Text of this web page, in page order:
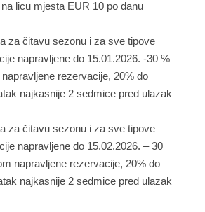
licu mjesta EUR 10 po danu
za čitavu sezonu i za sve tipove
napravljene do 15.01.2026. -30 %
rezervacije, 20% do
najkasnije 2 sedmice pred ulazak
za čitavu sezonu i za sve tipove
napravljene do 15.02.2026. – 30
napravljene rezervacije, 20% do
najkasnije 2 sedmice pred ulazak